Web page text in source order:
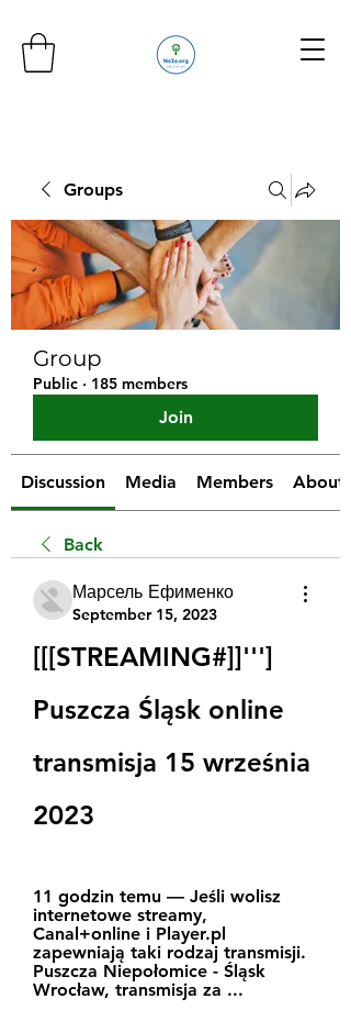
Groups
Group
Public · 185 members
Join
Discussion Media Members About
Back
Марсель Ефименко
September 15, 2023
[[[STREAMING#]]''']
Puszcza Śląsk online
transmisja 15 września
2023
11 godzin temu — Jeśli wolisz
internetowe streamy,
Canal+online i Player.pl
zapewniają taki rodzaj transmisji.
Puszcza Niepołomice - Śląsk
Wrocław, transmisja za ...